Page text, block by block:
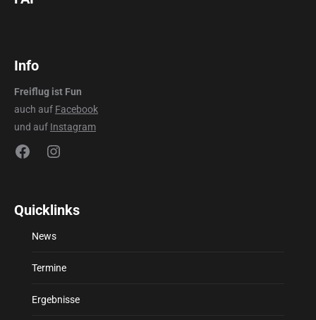
Info
Freiflug ist Fun
auch auf Facebook
und auf Instagram
FacebookInstagram
Quicklinks
News
Termine
Ergebnisse